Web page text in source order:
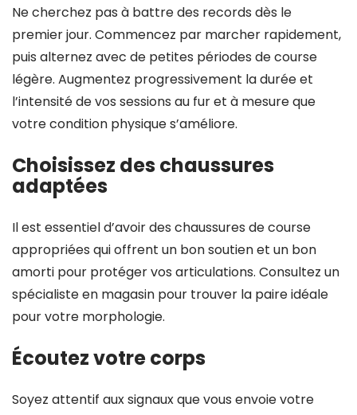
Ne cherchez pas à battre des records dès le
premier jour. Commencez par marcher rapidement,
puis alternez avec de petites périodes de course
légère. Augmentez progressivement la durée et
l’intensité de vos sessions au fur et à mesure que
votre condition physique s’améliore.
Choisissez des chaussures
adaptées
Il est essentiel d’avoir des chaussures de course
appropriées qui offrent un bon soutien et un bon
amorti pour protéger vos articulations. Consultez un
spécialiste en magasin pour trouver la paire idéale
pour votre morphologie.
Écoutez votre corps
Soyez attentif aux signaux que vous envoie votre